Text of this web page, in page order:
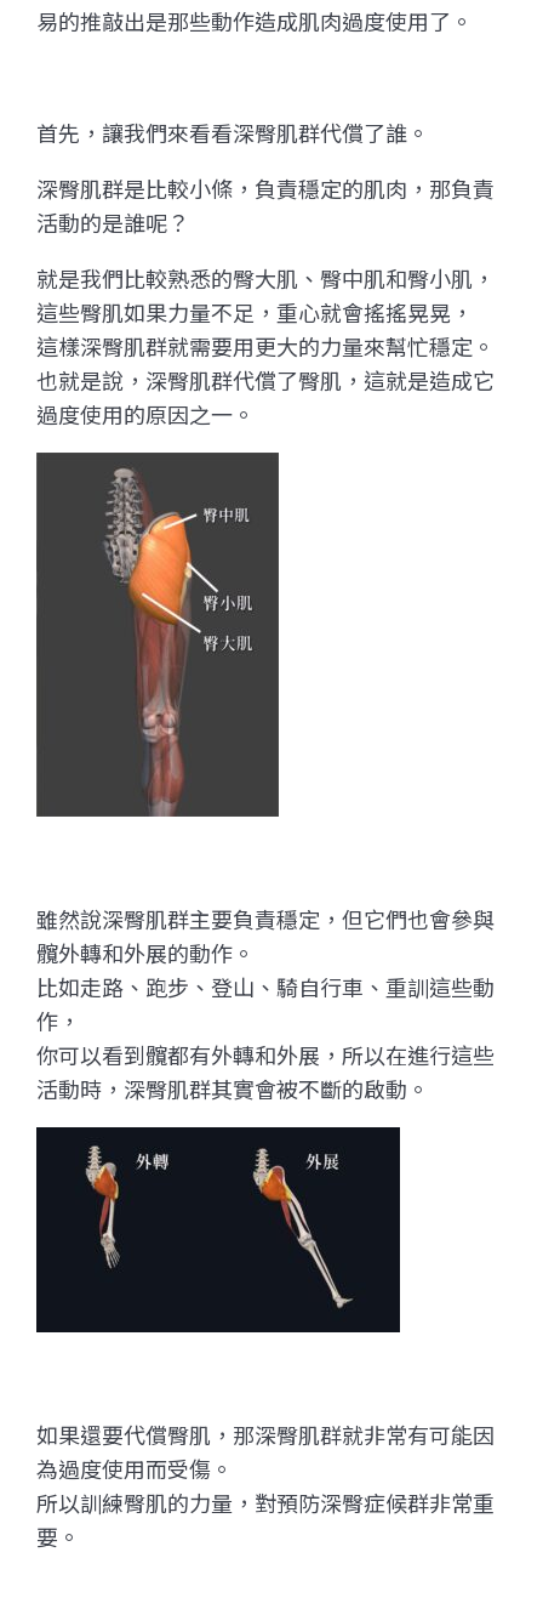
易的推敲出是那些動作造成肌肉過度使用了。
首先，讓我們來看看深臀肌群代償了誰。
深臀肌群是比較小條，負責穩定的肌肉，那負責
活動的是誰呢？
就是我們比較熟悉的臀大肌、臀中肌和臀小肌，
這些臀肌如果力量不足，重心就會搖搖晃晃，
這樣深臀肌群就需要用更大的力量來幫忙穩定。
也就是說，深臀肌群代償了臀肌，這就是造成它
過度使用的原因之一。
雖然說深臀肌群主要負責穩定，但它們也會參與
髖外轉和外展的動作。
比如走路、跑步、登山、騎自行車、重訓這些動
作，
你可以看到髖都有外轉和外展，所以在進行這些
活動時，深臀肌群其實會被不斷的啟動。
如果還要代償臀肌，那深臀肌群就非常有可能因
為過度使用而受傷。
所以訓練臀肌的力量，對預防深臀症候群非常重
要。